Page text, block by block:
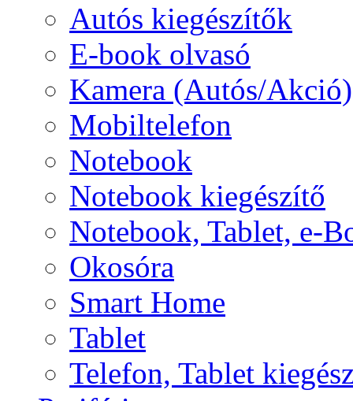
Autós kiegészítők
E-book olvasó
Kamera (Autós/Akció)
Mobiltelefon
Notebook
Notebook kiegészítő
Notebook, Tablet, e-
Okosóra
Smart Home
Tablet
Telefon, Tablet